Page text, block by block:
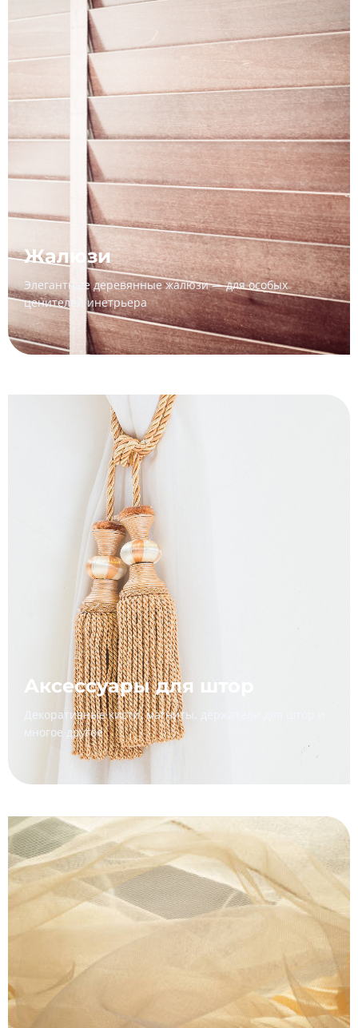
Жалюзи
Элегантные деревянные жалюзи — для особых
ценителей инетрьера
Аксессуары для штор
Декоративные кисти, магниты, держатели для штор и
многое другое